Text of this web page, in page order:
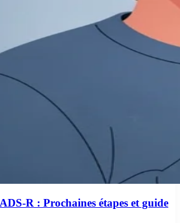
R : Prochaines étapes et guide